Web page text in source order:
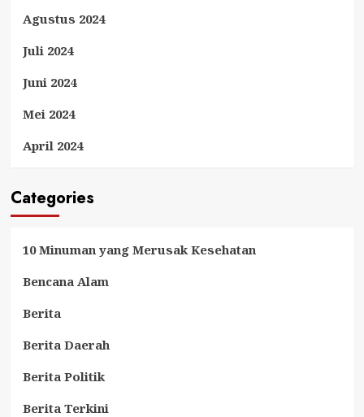
Agustus 2024
Juli 2024
Juni 2024
Mei 2024
April 2024
Categories
10 Minuman yang Merusak Kesehatan
Bencana Alam
Berita
Berita Daerah
Berita Politik
Berita Terkini